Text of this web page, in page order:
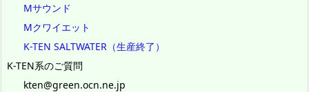
Mサウンド
Mクワイエット
K-TEN SALTWATER（生産終了）
K-TEN系のご質問
kten@green.ocn.ne.jp